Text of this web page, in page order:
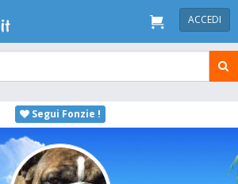
ACCEDI
Segui Fonzie !